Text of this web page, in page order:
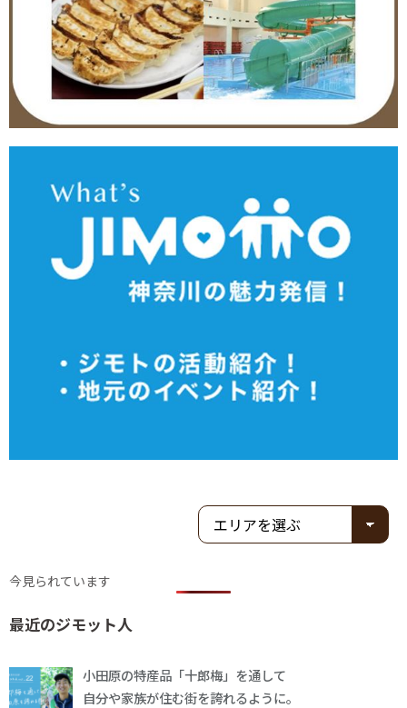
今見られています
最近のジモット人
小田原の特産品「十郎梅」を通して
自分や家族が住む街を誇れるように。